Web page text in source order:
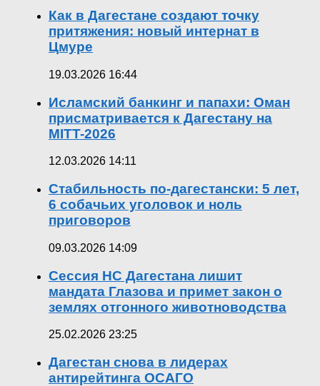
Как в Дагестане создают точку
притяжения: новый интернат в
Цмуре
19.03.2026 16:44
Исламский банкинг и папахи: Оман
присматривается к Дагестану на
MITT-2026
12.03.2026 14:11
Стабильность по-дагестански: 5 лет,
6 собачьих уголовок и ноль
приговоров
09.03.2026 14:09
Сессия НС Дагестана лишит
мандата Глазова и примет закон о
землях отгонного животноводства
25.02.2026 23:25
Дагестан снова в лидерах
антирейтинга ОСАГО